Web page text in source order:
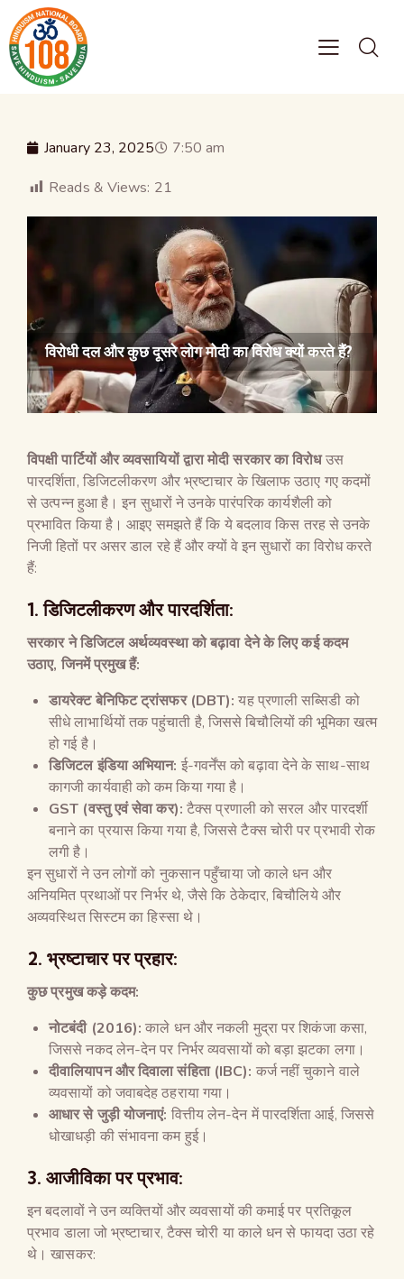
January 23, 2025
7:50 am
Reads & Views: 21
विरोधी दल और कुछ दूसरे लोग मोदी का विरोध क्यों करते हैं?
विपक्षी पार्टियों और व्यवसायियों द्वारा मोदी सरकार का विरोधउस
पारदर्शिता, डिजिटलीकरण और भ्रष्टाचार के खिलाफ उठाए गए कदमों
से उत्पन्न हुआ है। इन सुधारों ने उनके पारंपरिक कार्यशैली को
प्रभावित किया है। आइए समझते हैं कि ये बदलाव किस तरह से उनके
निजी हितों पर असर डाल रहे हैं और क्यों वे इन सुधारों का विरोध करते
हैं:
1. डिजिटलीकरण और पारदर्शिता:
सरकार ने डिजिटल अर्थव्यवस्था को बढ़ावा देने के लिए कई कदम
उठाए, जिनमें प्रमुख हैं:
डायरेक्ट बेनिफिट ट्रांसफर (DBT): यह प्रणाली सब्सिडी को
सीधे लाभार्थियों तक पहुंचाती है, जिससे बिचौलियों की भूमिका खत्म
हो गई है।
डिजिटल इंडिया अभियान: ई-गवर्नेंस को बढ़ावा देने के साथ-साथ
कागजी कार्यवाही को कम किया गया है।
GST (वस्तु एवं सेवा कर): टैक्स प्रणाली को सरल और पारदर्शी
बनाने का प्रयास किया गया है, जिससे टैक्स चोरी पर प्रभावी रोक
लगी है।
इन सुधारों ने उन लोगों को नुकसान पहुँचाया जो काले धन और
अनियमित प्रथाओं पर निर्भर थे, जैसे कि ठेकेदार, बिचौलिये और
अव्यवस्थित सिस्टम का हिस्सा थे।
2. भ्रष्टाचार पर प्रहार:
कुछ प्रमुख कड़े कदम:
नोटबंदी (2016): काले धन और नकली मुद्रा पर शिकंजा कसा,
जिससे नकद लेन-देन पर निर्भर व्यवसायों को बड़ा झटका लगा।
दीवालियापन और दिवाला संहिता (IBC): कर्ज नहीं चुकाने वाले
व्यवसायों को जवाबदेह ठहराया गया।
आधार से जुड़ी योजनाएं: वित्तीय लेन-देन में पारदर्शिता आई, जिससे
धोखाधड़ी की संभावना कम हुई।
3. आजीविका पर प्रभाव:
इन बदलावों ने उन व्यक्तियों और व्यवसायों की कमाई पर प्रतिकूल
प्रभाव डाला जो भ्रष्टाचार, टैक्स चोरी या काले धन से फायदा उठा रहे
थे। खासकर: